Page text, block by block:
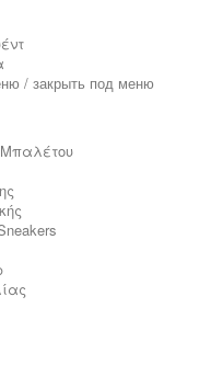
/ закрыть под меню